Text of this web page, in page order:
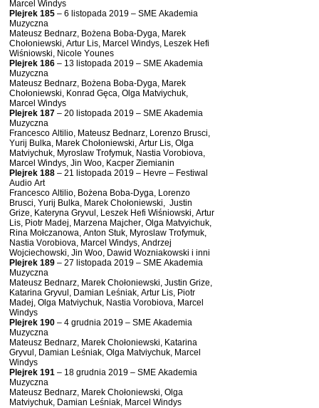
Marcel Windys
Plejrek 185 – 6 listopada 2019 – SME Akademia
Muzyczna
Mateusz Bednarz, Bożena Boba-Dyga, Marek
Chołoniewski, Artur Lis, Marcel Windys, Leszek Hefi
Wiśniowski, Nicole Younes
Plejrek 186 – 13 listopada 2019 – SME Akademia
Muzyczna
Mateusz Bednarz, Bożena Boba-Dyga, Marek
Chołoniewski, Konrad Gęca, Olga Matviychuk,
Marcel Windys
Plejrek 187 – 20 listopada 2019 – SME Akademia
Muzyczna
Francesco Altilio, Mateusz Bednarz, Lorenzo Brusci,
Yurij Bulka, Marek Chołoniewski, Artur Lis, Olga
Matviychuk, Myroslaw Trofymuk, Nastia Vorobiova,
Marcel Windys, Jin Woo, Kacper Ziemianin
Plejrek 188 – 21 listopada 2019 – Hevre – Festiwal
Audio Art
Francesco Altilio, Bożena Boba-Dyga, Lorenzo
Brusci, Yurij Bulka, Marek Chołoniewski, Justin
Grize, Kateryna Gryvul, Leszek Hefi Wiśniowski, Artur
Lis, Piotr Madej, Marzena Majcher, Olga Matvyichuk,
Rina Mołczanowa, Anton Stuk, Myroslaw Trofymuk,
Nastia Vorobiova, Marcel Windys, Andrzej
Wojciechowski, Jin Woo, Dawid Wozniakowski i inni
Plejrek 189 – 27 listopada 2019 – SME Akademia
Muzyczna
Mateusz Bednarz, Marek Chołoniewski, Justin Grize,
Katarina Gryvul, Damian Leśniak, Artur Lis, Piotr
Madej, Olga Matviychuk, Nastia Vorobiova, Marcel
Windys
Plejrek 190 – 4 grudnia 2019 – SME Akademia
Muzyczna
Mateusz Bednarz, Marek Chołoniewski, Katarina
Gryvul, Damian Leśniak, Olga Matviychuk, Marcel
Windys
Plejrek 191 – 18 grudnia 2019 – SME Akademia
Muzyczna
Mateusz Bednarz, Marek Chołoniewski, Olga
Matviychuk, Damian Leśniak, Marcel Windys